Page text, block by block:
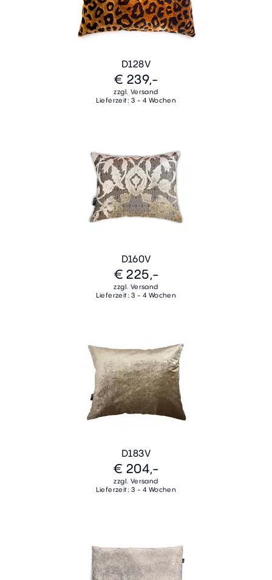
D128V
€ 239,-
zzgl. Versand
Lieferzeit: 3 - 4 Wochen
D160V
€ 225,-
zzgl. Versand
Lieferzeit: 3 - 4 Wochen
D183V
€ 204,-
zzgl. Versand
Lieferzeit: 3 - 4 Wochen